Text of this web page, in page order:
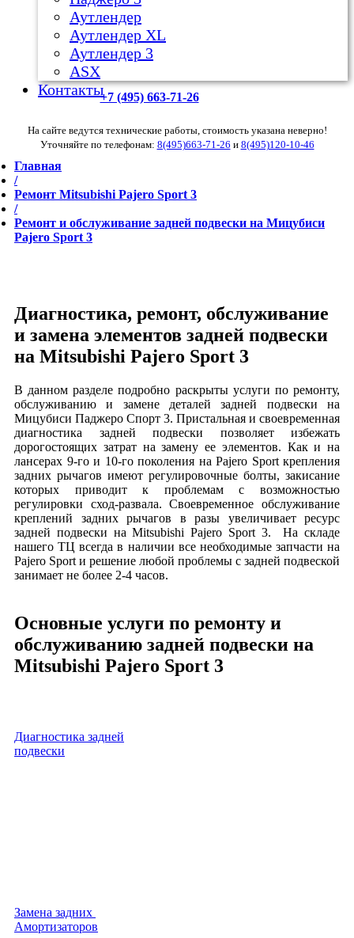
Аутлендер
Аутлендер ХL
Аутлендер 3
ASX
Контакты+7 (495) 663-71-26
На сайте ведутся технические работы, стоимость указана неверно!
Уточняйте по телефонам: 8(495)663-71-26 и 8(495)120-10-46
Главная
/
Ремонт Mitsubishi Pajero Sport 3
/
Ремонт и обслуживание задней подвески на Мицубиси
Pajero Sport 3
Диагностика, ремонт, обслуживание
и замена элементов задней подвески
на Mitsubishi Pajero Sport 3
В данном разделе подробно раскрыты услуги по ремонту,
обслуживанию и замене деталей задней подвески на
Мицубиси Паджеро Спорт 3. Пристальная и своевременная
диагностика задней подвески позволяет избежать
дорогостоящих затрат на замену ее элементов. Как и на
лансерах 9-го и 10-го поколения на Pajero Sport крепления
задних рычагов имеют регулировочные болты, закисание
которых приводит к проблемам с возможностью
регулировки сход-развала. Своевременное обслуживание
креплений задних рычагов в разы увеличивает ресурс
задней подвески на Mitsubishi Pajero Sport 3. На складе
нашего ТЦ всегда в наличии все необходимые запчасти на
Pajero Sport и решение любой проблемы с задней подвеской
занимает не более 2-4 часов.
Основные услуги по ремонту и
обслуживанию задней подвески на
Mitsubishi Pajero Sport 3
Диагностика задней
подвески
Замена задних
Амортизаторов